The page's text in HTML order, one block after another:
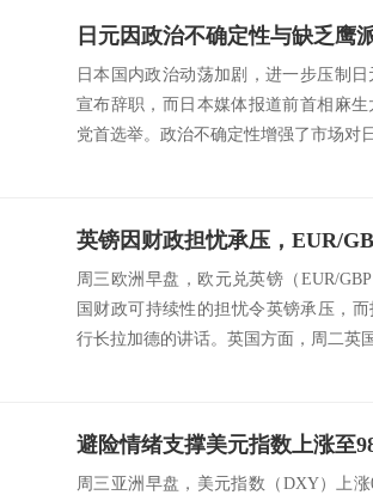
日本国内政治动荡加剧，进一步压制
宣布辞职，而日本媒体报道前首相麻
党首选举。政治不确定性增强了市场对
周三欧洲早盘，欧元兑英镑（EUR/
国财政可持续性的担忧令英镑承压，
行长拉加德的讲话。英国方面，周二英
周三亚洲早盘，美元指数（DXY）上